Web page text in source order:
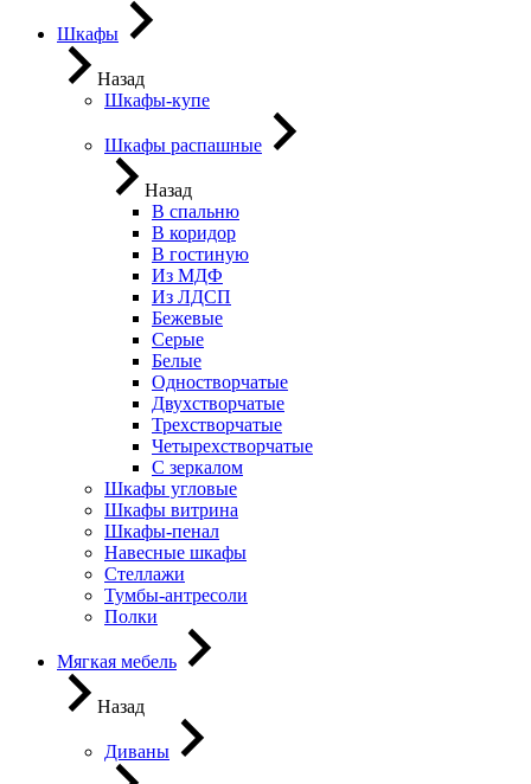
Шкафы
Назад
Шкафы-купе
Шкафы распашные
Назад
В спальню
В коридор
В гостиную
Из МДФ
Из ЛДСП
Бежевые
Серые
Белые
Одностворчатые
Двухстворчатые
Трехстворчатые
Четырехстворчатые
С зеркалом
Шкафы угловые
Шкафы витрина
Шкафы-пенал
Навесные шкафы
Стеллажи
Тумбы-антресоли
Полки
Мягкая мебель
Назад
Диваны